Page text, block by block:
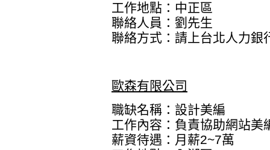
工作地點：中正區
聯絡人員：劉先生
聯絡方式： 請上台北人力銀
歐森有限公司
職缺名稱：設計美編
工作內容：負責協助網站美
薪資待遇：月薪2~7萬